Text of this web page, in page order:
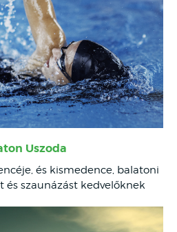
Uszoda
és kismedence, balatoni
és szaunázást kedvelőknek